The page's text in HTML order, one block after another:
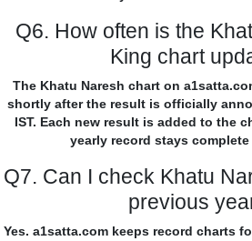
Q6. How often is the
King chart
The Khatu Naresh chart on
shortly after the result is officially
IST. Each new result is added to the
yearly record stays
Q7. Can I check Khatu
previous
Yes. a1satta.com keeps record charts